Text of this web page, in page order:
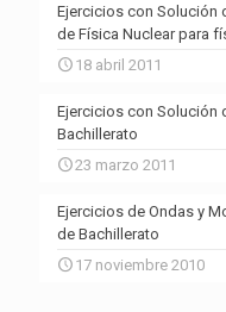
Ejercicios con Solución
de Física Nuclear para
18 abril 2011
Ejercicios con Solución
Bachillerato
23 marzo 2011
Ejercicios de Ondas y
de Bachillerato
17 noviembre 2010